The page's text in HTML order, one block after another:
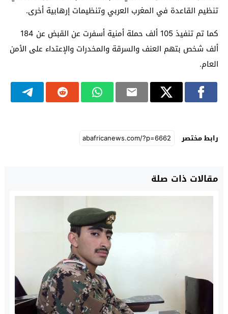
تنظيم القاعدة في المغرب العربي وتنظيمات إرهابية أخرى.
كما تم تنفيذ 105 ألف حملة أمنية أسفرت عن القبض عن 184
ألف شخص بتهم العنف والسرقة والمخدرات والإعتداء على الأمن
العام.
رابط مختصر
مقالات ذات صلة